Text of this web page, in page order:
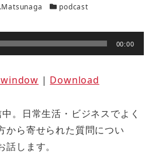
カテゴリー
podcast
00:00
| Download
。日常生活・ビジネスでよく
から寄せられた質問につい
します。